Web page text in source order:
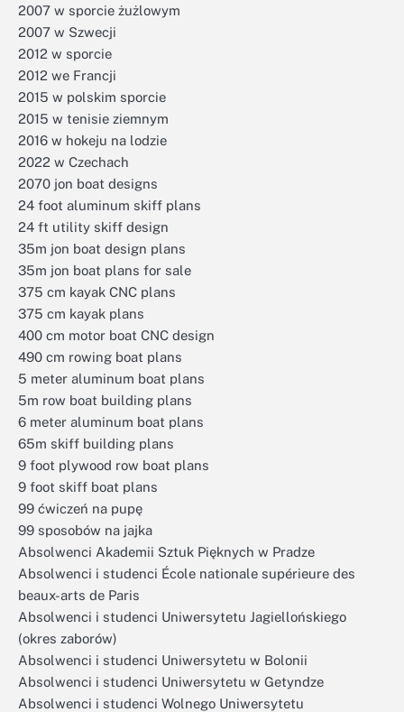
2007 w sporcie żużlowym
2007 w Szwecji
2012 w sporcie
2012 we Francji
2015 w polskim sporcie
2015 w tenisie ziemnym
2016 w hokeju na lodzie
2022 w Czechach
2070 jon boat designs
24 foot aluminum skiff plans
24 ft utility skiff design
35m jon boat design plans
35m jon boat plans for sale
375 cm kayak CNC plans
375 cm kayak plans
400 cm motor boat CNC design
490 cm rowing boat plans
5 meter aluminum boat plans
5m row boat building plans
6 meter aluminum boat plans
65m skiff building plans
9 foot plywood row boat plans
9 foot skiff boat plans
99 ćwiczeń na pupę
99 sposobów na jajka
Absolwenci Akademii Sztuk Pięknych w Pradze
Absolwenci i studenci École nationale supérieure des
beaux-arts de Paris
Absolwenci i studenci Uniwersytetu Jagiellońskiego
(okres zaborów)
Absolwenci i studenci Uniwersytetu w Bolonii
Absolwenci i studenci Uniwersytetu w Getyndze
Absolwenci i studenci Wolnego Uniwersytetu